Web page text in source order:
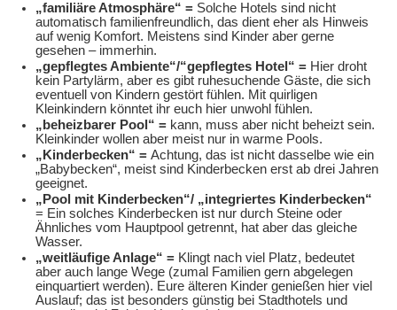
„familiäre Atmosphäre“ = Solche Hotels sind nicht
automatisch familienfreundlich, das dient eher als Hinweis
auf wenig Komfort. Meistens sind Kinder aber gerne
gesehen – immerhin.
„gepflegtes Ambiente“/“gepflegtes Hotel“ = Hier droht
kein Partylärm, aber es gibt ruhesuchende Gäste, die sich
eventuell von Kindern gestört fühlen. Mit quirligen
Kleinkindern könntet ihr euch hier unwohl fühlen.
„beheizbarer Pool“ = kann, muss aber nicht beheizt sein.
Kleinkinder wollen aber meist nur in warme Pools.
„Kinderbecken“ = Achtung, das ist nicht dasselbe wie ein
„Babybecken“, meist sind Kinderbecken erst ab drei Jahren
geeignet.
„Pool mit Kinderbecken“/ „integriertes Kinderbecken“
= Ein solches Kinderbecken ist nur durch Steine oder
Ähnliches vom Hauptpool getrennt, hat aber das gleiche
Wasser.
„weitläufige Anlage“ = Klingt nach viel Platz, bedeutet
aber auch lange Wege (zumal Familien gern abgelegen
einquartiert werden). Eure älteren Kinder genießen hier viel
Auslauf; das ist besonders günstig bei Stadthotels und